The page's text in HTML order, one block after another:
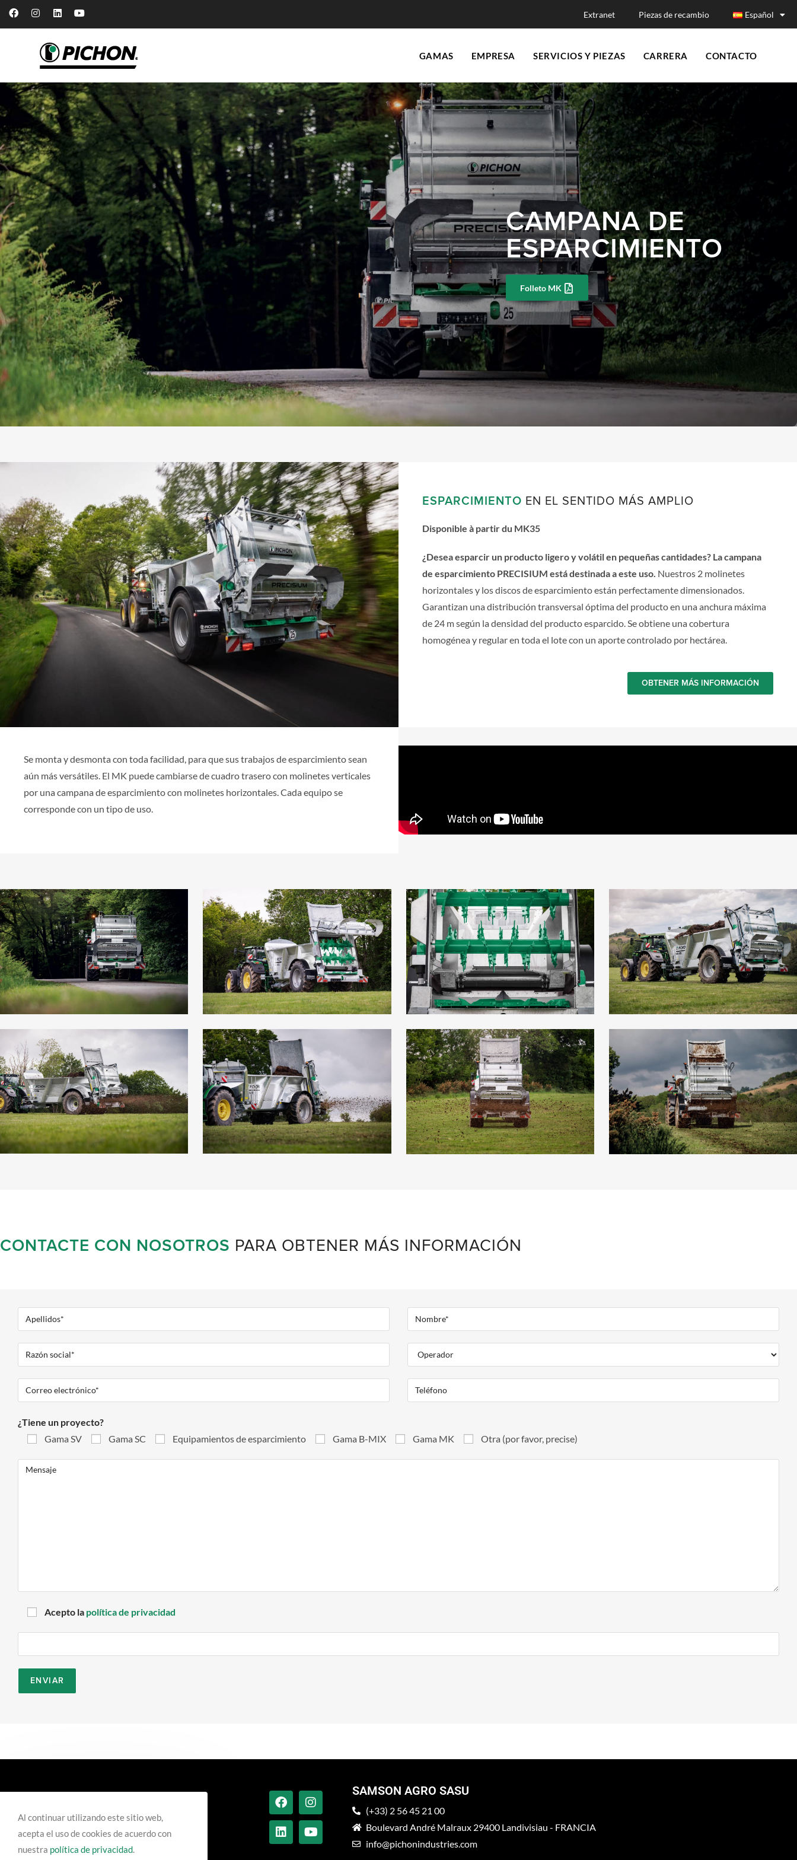
Extranet Piezas de recambio Español
GAMAS EMPRESA SERVICIOS Y PIEZAS CARRERA CONTACTO
CAMPANA DE
ESPARCIMIENTO
Folleto MK
ESPARCIMIENTO EN EL SENTIDO MÁS AMPLIO
Disponible à partir du MK35
¿Desea esparcir un producto ligero y volátil en pequeñas cantidades? La campana
de esparcimiento PRECISIUM está destinada a este uso. Nuestros 2 molinetes
horizontales y los discos de esparcimiento están perfectamente dimensionados.
Garantizan una distribución transversal óptima del producto en una anchura máxima
de 24 m según la densidad del producto esparcido. Se obtiene una cobertura
homogénea y regular en toda el lote con un aporte controlado por hectárea.
OBTENER MÁS INFORMACIÓN
Se monta y desmonta con toda facilidad, para que sus trabajos de esparcimiento sean
aún más versátiles. El MK puede cambiarse de cuadro trasero con molinetes verticales
por una campana de esparcimiento con molinetes horizontales. Cada equipo se
corresponde con un tipo de uso.
CONTACTE CON NOSOTROS PARA OBTENER MÁS INFORMACIÓN
¿Tiene un proyecto?
Gama SV
Gama SC Equipamientos de esparcimiento Gama B-MIX Gama MK Otra (por favor, precise)
Acepto la política de privacidad
SAMSON AGRO SASU
(+33) 2 56 45 21 00
Boulevard André Malraux 29400 Landivisiau - FRANCIA
info@pichonindustries.com
Al continuar utilizando este sitio web,
acepta el uso de cookies de acuerdo con
nuestra política de privacidad.